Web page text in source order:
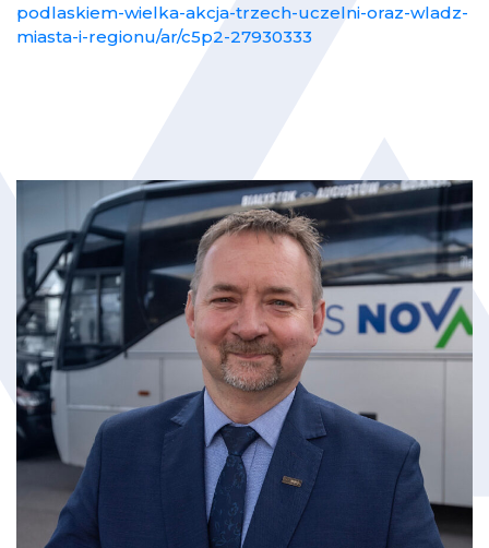
podlaskiem-wielka-akcja-trzech-uczelni-oraz-wladz-
miasta-i-regionu/ar/c5p2-27930333